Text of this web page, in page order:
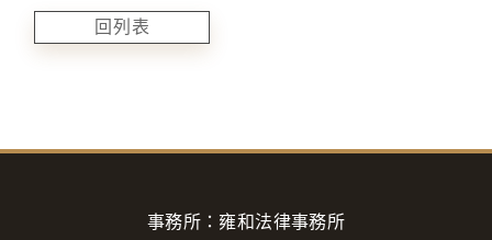
回列表
事務所：雍和法律事務所